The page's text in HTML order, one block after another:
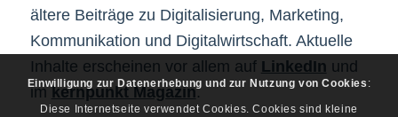
ältere Beiträge zu Digitalisierung, Marketing,
Kommunikation und Digitalwirtschaft. Aktuelle
Inhalte erscheinen vor allem auf LinkedIn und
imkernpunkt Magazin.
Einwilligung zur Datenerhebung und zur Nutzung von Cookies :
Diese Internetseite verwendet Cookies. Cookies sind kleine